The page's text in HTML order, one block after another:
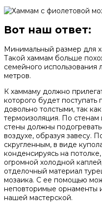
Вот наш ответ:
Минимальный размер для
Такой хаммам больше
семейного
метров.
К хаммаму должно
которого будет
довольно толстыми, так
термоизоляция. По
стены должны
воздухе, образуя завесу.
скругленным, в виде
конденсируясь на
огромной холодной
отделочный материал
мозаика. С ее помощью
неповторимые орнаменты
нашей мастерской.